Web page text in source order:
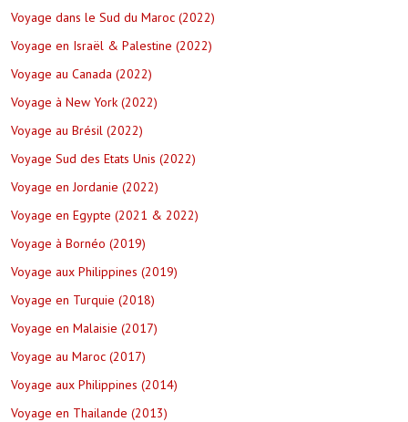
Voyage dans le Sud du Maroc (2022)
Voyage en Israël & Palestine (2022)
Voyage au Canada (2022)
Voyage à New York (2022)
Voyage au Brésil (2022)
Voyage Sud des Etats Unis (2022)
Voyage en Jordanie (2022)
Voyage en Egypte (2021 & 2022)
Voyage à Bornéo (2019)
Voyage aux Philippines (2019)
Voyage en Turquie (2018)
Voyage en Malaisie (2017)
Voyage au Maroc (2017)
Voyage aux Philippines (2014)
Voyage en Thailande (2013)